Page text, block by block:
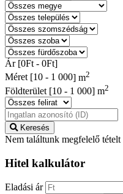
Ár [0Ft - 0Ft]
Méret [10 - 1 000] m2
Földterület [10 - 1 000] m2
Keresés
Nem találtunk megfelelő tételt
Hitel kalkulátor
Eladási ár